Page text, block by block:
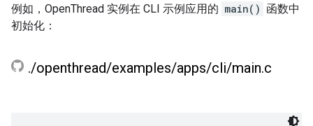
例如，OpenThread 实例在 CLI 示例应用的 main() 函数中
初始化：
./openthread/examples/apps/cli/main.c